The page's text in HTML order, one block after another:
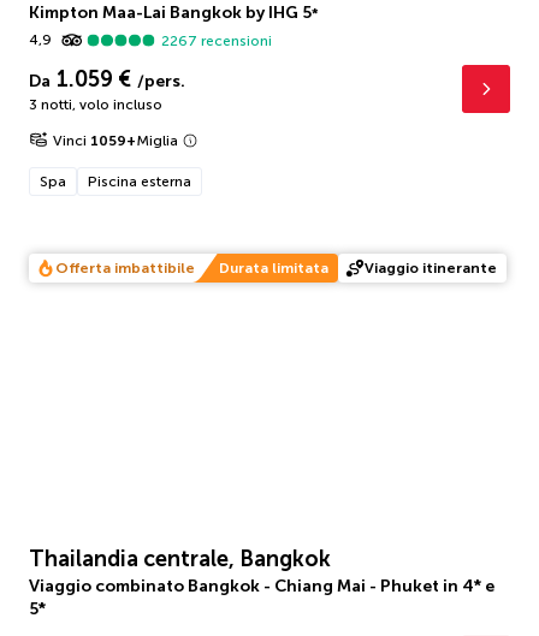
Kimpton Maa-Lai Bangkok by IHG 5*
4,9
2267 recensioni
Da 1.059 € /pers.
3 notti, volo incluso
Vinci 1059+Miglia
Spa Piscina esterna
Offerta imbattibile Durata limitata Viaggio itinerante
Thailandia centrale, Bangkok
Viaggio combinato Bangkok - Chiang Mai - Phuket in 4* e
5*